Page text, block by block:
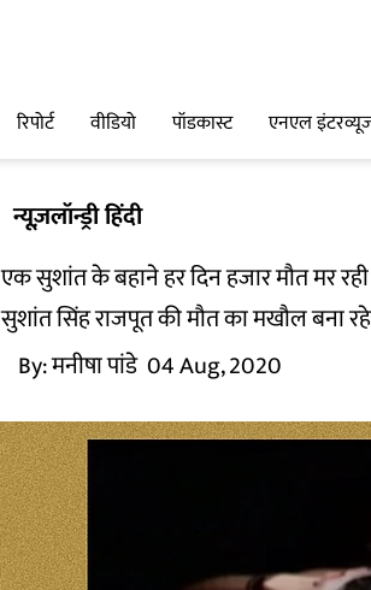
रिपोर्ट वीडियो पॉडकास्ट एनएल
न्यूज़लॉन्ड्री हिंदी
एक सुशांत के बहाने हर दिन हजार मौत मर रही
सुशांत सिंह राजपूत की मौत का मखौल बना
By:मनीषा पांडे 04 Aug, 2020